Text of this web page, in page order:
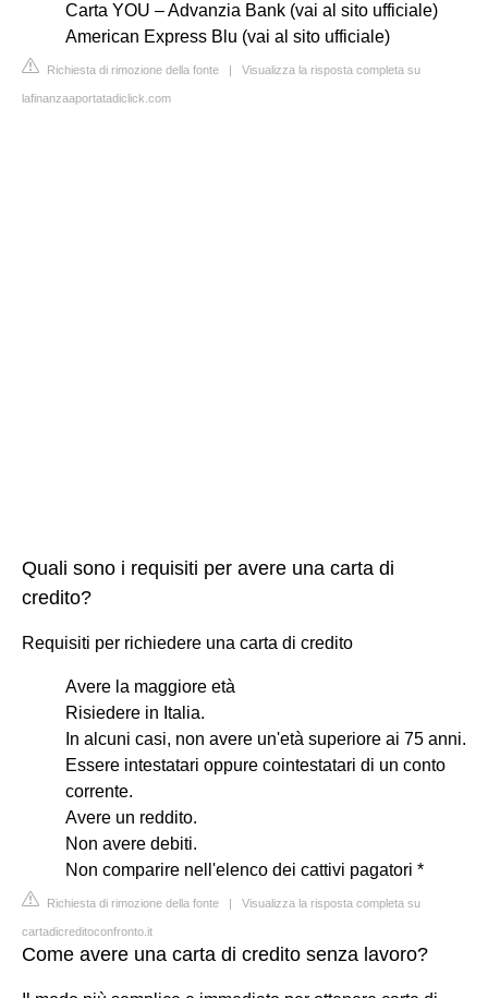
Carta YOU – Advanzia Bank (vai al sito ufficiale)
American Express Blu (vai al sito ufficiale)
Richiesta di rimozione della fonte | Visualizza la risposta completa su
lafinanzaaportatadiclick.com
Quali sono i requisiti per avere una carta di
credito?
Requisiti per richiedere una carta di credito
Avere la maggiore età
Risiedere in Italia.
In alcuni casi, non avere un'età superiore ai 75 anni.
Essere intestatari oppure cointestatari di un conto
corrente.
Avere un reddito.
Non avere debiti.
Non comparire nell'elenco dei cattivi pagatori *
Richiesta di rimozione della fonte | Visualizza la risposta completa su
cartadicreditoconfronto.it
Come avere una carta di credito senza lavoro?